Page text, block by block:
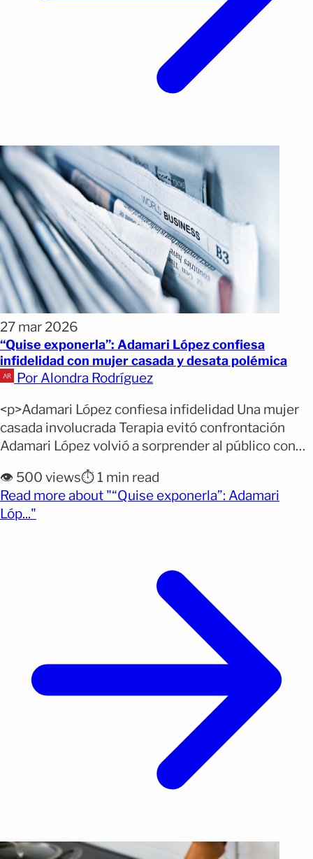
27 mar 2026
“Quise exponerla”: Adamari López confiesa
infidelidad con mujer casada y desata polémica
Por Alondra Rodríguez
<p>Adamari López confiesa infidelidad Una mujer
casada involucrada Terapia evitó confrontación
Adamari López volvió a sorprender al público con
titulares y generó debate en redes sociales.
Durante una reciente emisión del programa
Desiguales, la presentadora confesó que una de las
👁️ 500 views⏱️ 1 min read
Read more about "“Quise exponerla”: Adamari
Lóp..."